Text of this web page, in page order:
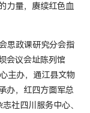
力量，赓续红色血
思政课研究分会指
会议会址陈列馆
主办，通江县文物
办，红四方面军总
社四川服务中心、